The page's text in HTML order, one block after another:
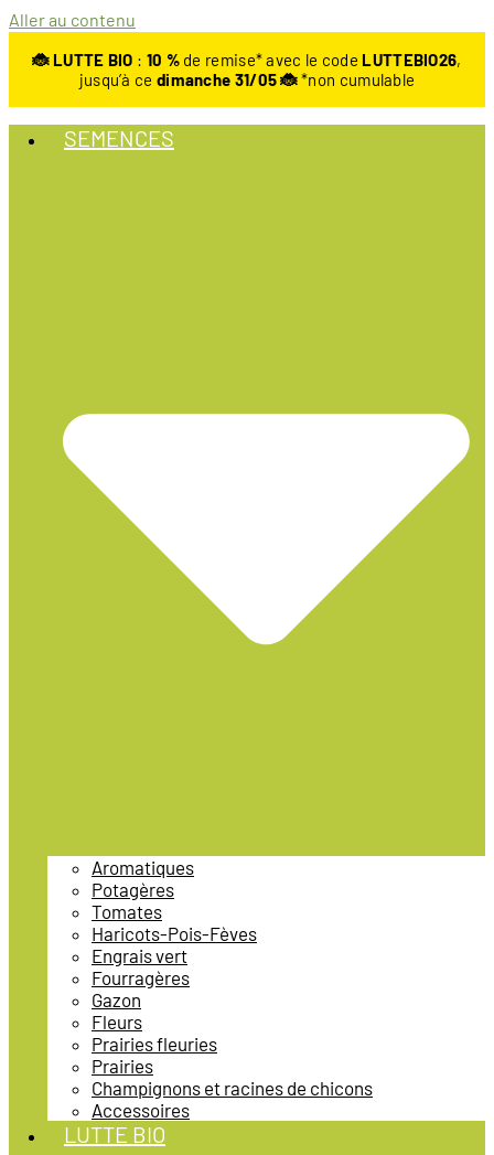
Aller au contenu
🐞 LUTTE BIO : 10 %de remise* avec le code LUTTEBIO26,
jusqu’à ce dimanche 31/05 🐞*non cumulable
SEMENCES
Aromatiques
Potagères
Tomates
Haricots-Pois-Fèves
Engrais vert
Fourragères
Gazon
Fleurs
Prairies fleuries
Prairies
Champignons et racines de chicons
Accessoires
LUTTE BIO